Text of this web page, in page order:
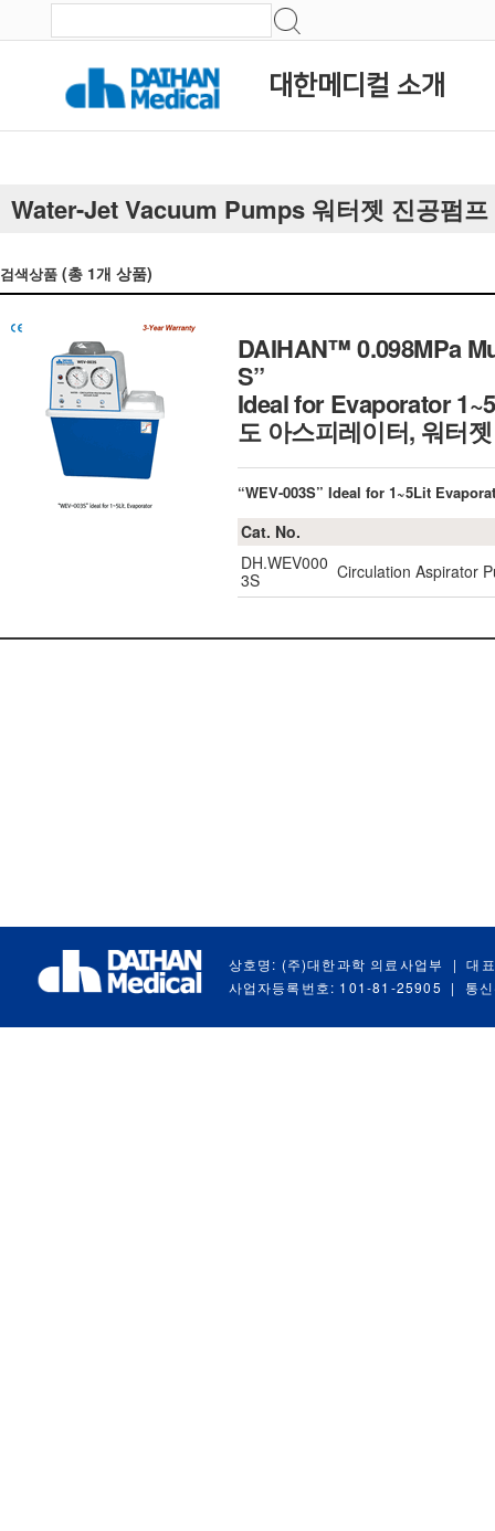
대한메디컬 소개
Water-Jet Vacuum Pumps 워터젯 진공펌프
검색상품 (총 1개 상품)
DAIHAN™ 0.098MPa
S”
Ideal for Evaporator
도 아스피레이터, 워터
“WEV-003S” Ideal for 1~5Lit
Cat. No.
DH.WEV000
3S
Circulation Aspirator
상호명: (주)대한과학 의료사업부 |
대
사업자등록번호: 101-81-25905
| 통